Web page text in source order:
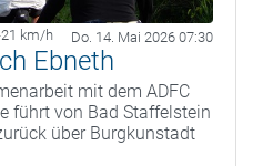
21 km/h Do. 14. Mai 2026 07:30
Ebneth
mit dem ADFC
führt von Bad Staffelstein
über Burgkunstadt